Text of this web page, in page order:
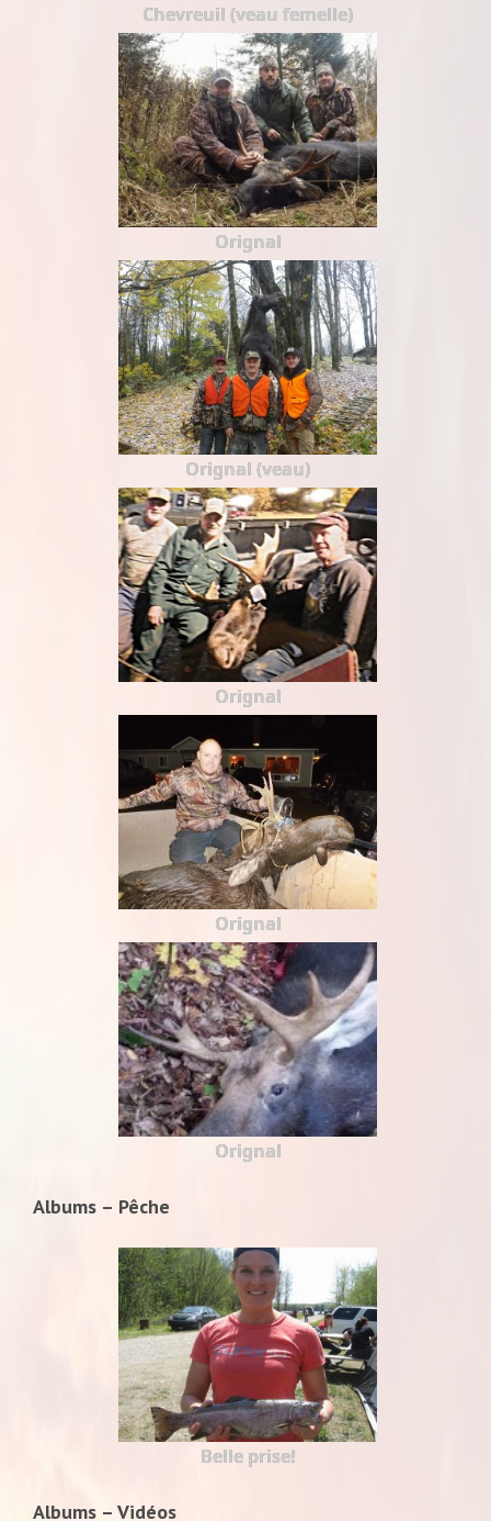
Chevreuil (veau femelle)
Orignal
Orignal (veau)
Orignal
Orignal
Orignal
Albums – Pêche
Belle prise!
Albums – Vidéos